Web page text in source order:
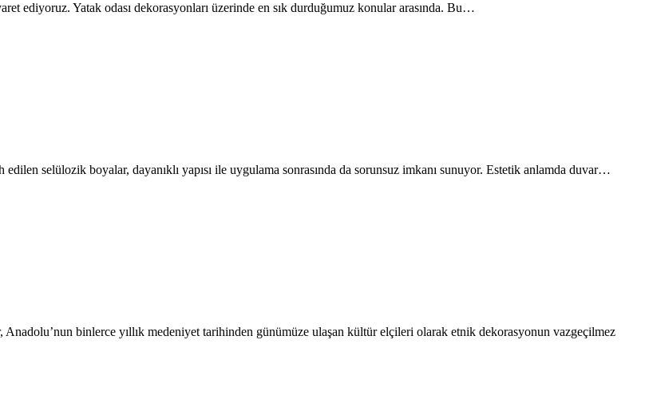
ediyoruz. Yatak odası dekorasyonları üzerinde en sık durduğumuz konular arasında. Bu…
selülozik boyalar, dayanıklı yapısı ile uygulama sonrasında da sorunsuz imkanı sunuyor. Estetik anlamda duvar…
Anadolu’nun binlerce yıllık medeniyet tarihinden günümüze ulaşan kültür elçileri olarak etnik dekorasyonun vazgeçilmez